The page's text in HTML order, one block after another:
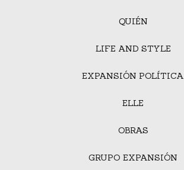
QUIÉN
LIFE AND STYLE
EXPANSIÓN POLÍTICA
ELLE
OBRAS
GRUPO EXPANSIÓN